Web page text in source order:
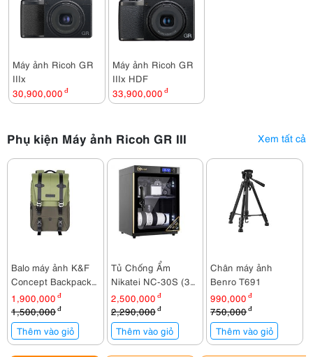
Máy ảnh Ricoh GR
IIIx
30,900,000 đ
Máy ảnh Ricoh GR
IIIx HDF
33,900,000 đ
Phụ kiện Máy ảnh Ricoh GR III Xem tất cả
Balo máy ảnh K&F
Concept Backpack
KF13.087AV2
1,900,000 đ
1,500,000đ
Thêm vào giỏ
Tủ Chống Ẩm
Nikatei NC-30S (30
lít)
2,500,000 đ
2,290,000 đ
Thêm vào giỏ
Chân máy ảnh
Benro T691
990,000 đ
750,000đ
Thêm vào giỏ